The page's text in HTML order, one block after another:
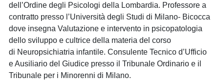
dell’Ordine degli Psicologi della Lombardia. Professore a
contratto presso l’Università degli Studi di Milano- Bicocca
dove insegna Valutazione e intervento in psicopatologia
dello sviluppo e cultrice della materia del corso
di Neuropsichiatria infantile. Consulente Tecnico d’Ufficio
e Ausiliario del Giudice presso il Tribunale Ordinario e il
Tribunale per i Minorenni di Milano.